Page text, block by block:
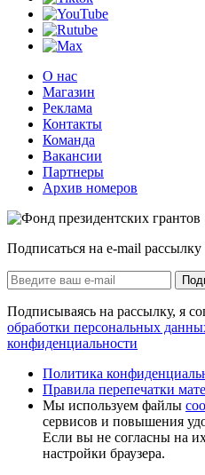
О нас
Магазин
Реклама
Контакты
Команда
Вакансии
Партнеры
Архив номеров
Подписаться на e-mail рассылку
Подписываясь на рассылку, я
обработки персональных
конфиденциальности
Политика
Правила перепечатки
Мы используем файлы
сервисов и повышения
Если вы не согласны на
настройки браузера.